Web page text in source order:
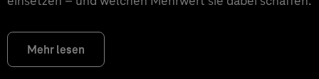
Mehr lesen